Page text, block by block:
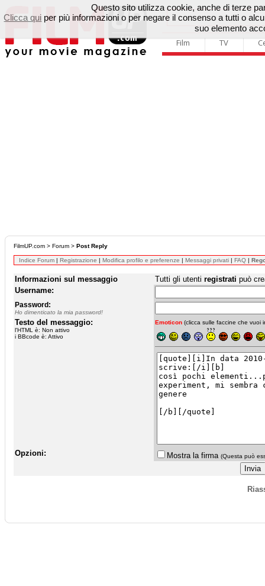
Film TV
FilmUP.com > Forum > Post Reply
Indice Forum | Registrazione | Modifica profilo e preferenze | Messaggi privati | FAQ |
Informazioni sul messaggio Tutti gli utenti registrati può
Username:
Password:
Ho dimenticato la mia password!
Testo del messaggio:
l'HTML è: Non attivo
i BBcode è: Attivo
Emoticon (clicca sulle faccine che vuoi
Opzioni: Mostra la firma (Questa può
Questo sito utilizza cookie, anche di terze
Clicca qui per più informazioni o per negare il consenso a tutti o
suo elemento